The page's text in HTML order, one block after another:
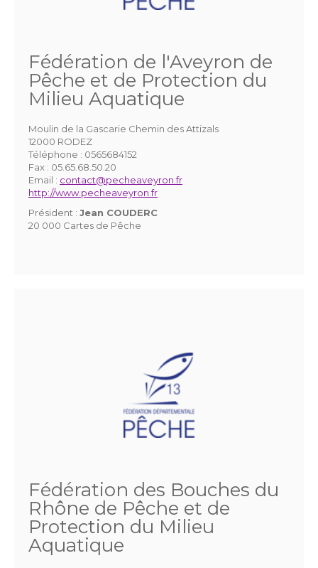
Fédération de l'Aveyron de
Pêche et de Protection du
Milieu Aquatique
Moulin de la Gascarie Chemin des Attizals
12000 RODEZ
Téléphone : 0565684152
Fax : 05.65.68.50.20
Email : contact@pecheaveyron.fr
http://www.pecheaveyron.fr
Président : Jean COUDERC
20 000 Cartes de Pêche
Fédération des Bouches du
Rhône de Pêche et de
Protection du Milieu
Aquatique